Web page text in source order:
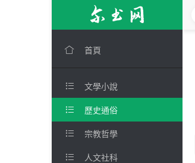
 首頁
 文學小說
 歷史通俗
 宗教哲學
 人文社科